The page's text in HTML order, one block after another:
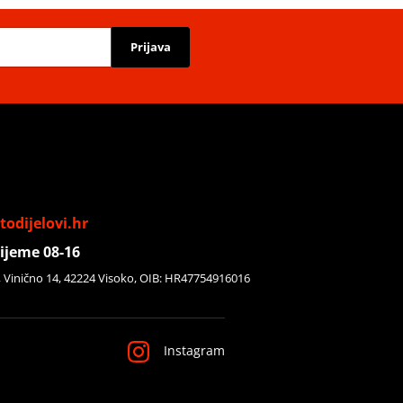
Prijava
08-16
14, 42224 Visoko, OIB: HR47754916016
Instagram